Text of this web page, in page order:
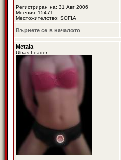
Регистриран на: 31 Авг 2006
Мнения: 15471
Местожителство: SOFIA
Върнете се в началото
Metala
Ultras Leader